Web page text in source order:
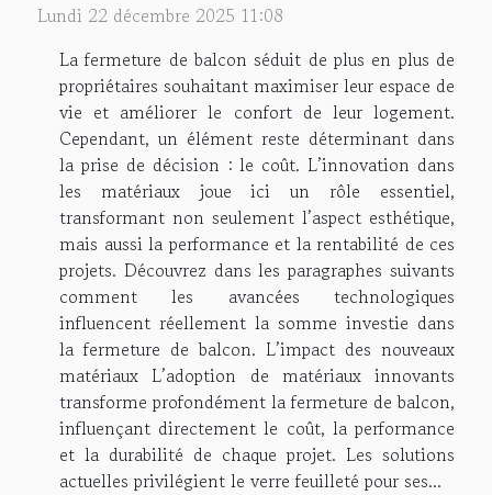
Lundi 22 décembre 2025 11:08
La fermeture de balcon séduit de plus en plus de
propriétaires souhaitant maximiser leur espace de
vie et améliorer le confort de leur logement.
Cependant, un élément reste déterminant dans
la prise de décision : le coût. L’innovation dans
les matériaux joue ici un rôle essentiel,
transformant non seulement l’aspect esthétique,
mais aussi la performance et la rentabilité de ces
projets. Découvrez dans les paragraphes suivants
comment les avancées technologiques
influencent réellement la somme investie dans
la fermeture de balcon. L’impact des nouveaux
matériaux L’adoption de matériaux innovants
transforme profondément la fermeture de balcon,
influençant directement le coût, la performance
et la durabilité de chaque projet. Les solutions
actuelles privilégient le verre feuilleté pour ses...